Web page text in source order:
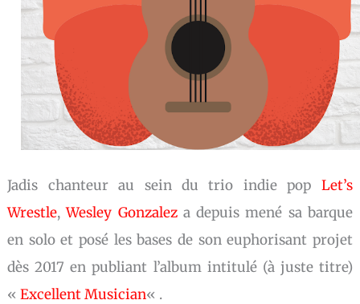
Jadis chanteur au sein du trio indie pop Let’s
Wrestle,Wesley Gonzaleza depuis mené sa barque
en solo et posé les bases de son euphorisant projet
dès 2017 en publiant l’album intitulé (à juste titre)
«Excellent Musician« .